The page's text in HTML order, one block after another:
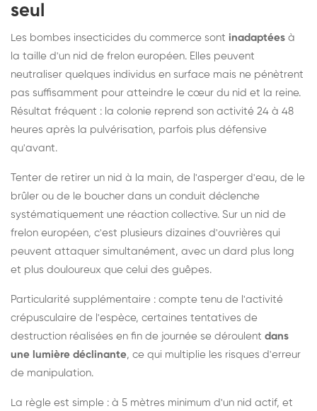
seul
Les bombes insecticides du commerce sont inadaptées à
la taille d'un nid de frelon européen. Elles peuvent
neutraliser quelques individus en surface mais ne pénètrent
pas suffisamment pour atteindre le cœur du nid et la reine.
Résultat fréquent : la colonie reprend son activité 24 à 48
heures après la pulvérisation, parfois plus défensive
qu'avant.
Tenter de retirer un nid à la main, de l'asperger d'eau, de le
brûler ou de le boucher dans un conduit déclenche
systématiquement une réaction collective. Sur un nid de
frelon européen, c'est plusieurs dizaines d'ouvrières qui
peuvent attaquer simultanément, avec un dard plus long
et plus douloureux que celui des guêpes.
Particularité supplémentaire : compte tenu de l'activité
crépusculaire de l'espèce, certaines tentatives de
destruction réalisées en fin de journée se déroulent dans
une lumière déclinante, ce qui multiplie les risques d'erreur
de manipulation.
La règle est simple : à 5 mètres minimum d'un nid actif, et